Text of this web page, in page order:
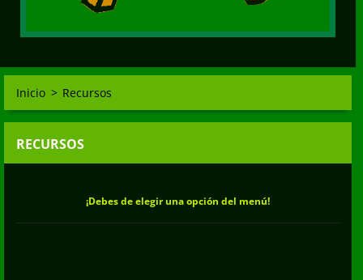
Inicio > Recursos
RECURSOS
¡Debes de elegir una opción del menú!